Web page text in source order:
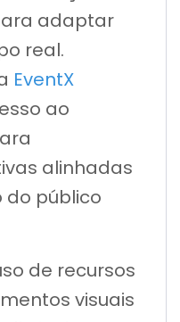
adaptar
real.
EventX
ao
alinhadas
público
de recursos
visuais